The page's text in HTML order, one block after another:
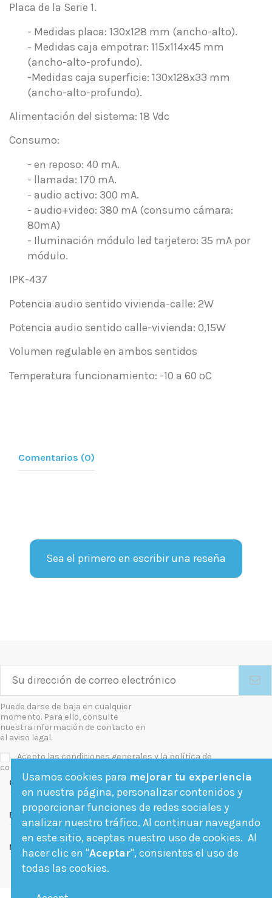
Placa de la Serie 1.
- Medidas placa: 130x128 mm (ancho-alto).
- Medidas caja empotrar: 115x114x45 mm
(ancho-alto-profundo).
-Medidas caja superficie: 130x128x33 mm
(ancho-alto-profundo).
Alimentación del sistema: 18 Vdc
Consumo:
- en reposo: 40 mA.
- llamada: 170 mA.
- audio activo: 300 mA.
- audio+video: 380 mA (consumo cámara:
80mA)
- Iluminación módulo led tarjetero: 35 mA por
módulo.
IPK-437
Potencia audio sentido vivienda-calle: 2W
Potencia audio sentido calle-vivienda: 0,15W
Volumen regulable en ambos sentidos
Temperatura funcionamiento: -10 a 60 ºC
Comentarios (0)
Sea el primero en escribir una reseña
Puede darse de baja en cualquier
momento. Para ello, consulte
nuestra información de contacto en
el aviso legal.
Acepto las condiciones generales y la política de
confidencialidad
Contact us
Follow us
Newsletter
Usamos cookies para mejorar tu experiencia
en nuestra página, personalizar contenidos y
proporcionar funciones de redes sociales y
analizar nuestro tráfico. Al continuar navegando
en este sitio, aceptas nuestro uso de cookies. Al
hacer clic en "Aceptar", consientes el uso de
todas las cookies.